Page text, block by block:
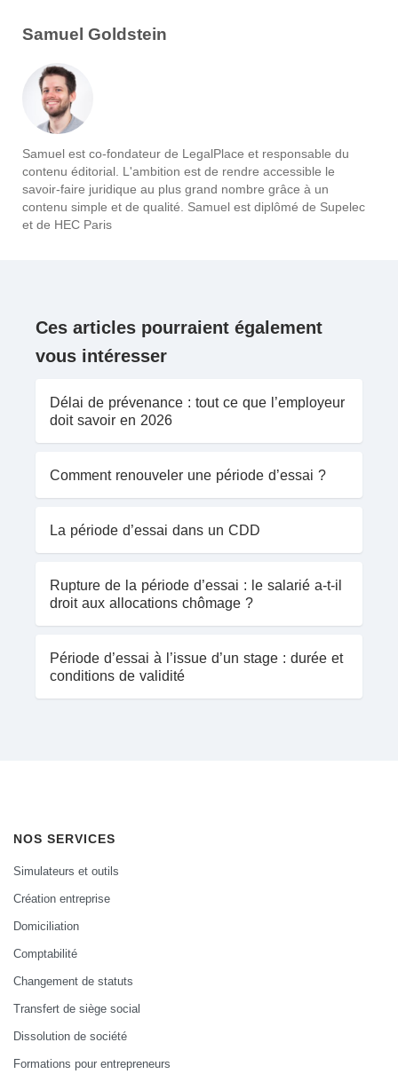
Samuel Goldstein
Samuel est co-fondateur de LegalPlace et responsable du
contenu éditorial. L'ambition est de rendre accessible le
savoir-faire juridique au plus grand nombre grâce à un
contenu simple et de qualité. Samuel est diplômé de Supelec
et de HEC Paris
Ces articles pourraient également
vous intéresser
Délai de prévenance : tout ce que l’employeur
doit savoir en 2026
Comment renouveler une période d’essai ?
La période d’essai dans un CDD
Rupture de la période d’essai : le salarié a-t-il
droit aux allocations chômage ?
Période d’essai à l’issue d’un stage : durée et
conditions de validité
NOS SERVICES
Simulateurs et outils
Création entreprise
Domiciliation
Comptabilité
Changement de statuts
Transfert de siège social
Dissolution de société
Formations pour entrepreneurs